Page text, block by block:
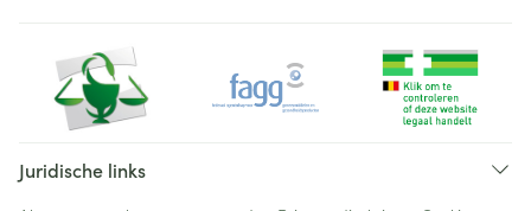
Juridische links